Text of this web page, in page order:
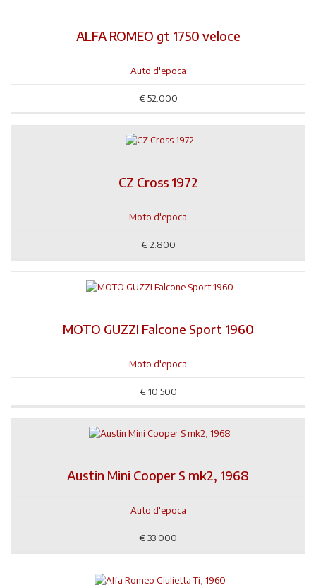
ALFA ROMEO gt 1750 veloce
Auto d'epoca
€ 52.000
CZ Cross 1972
Moto d'epoca
€ 2.800
MOTO GUZZI Falcone Sport 1960
Moto d'epoca
€ 10.500
Austin Mini Cooper S mk2, 1968
Auto d'epoca
€33.000